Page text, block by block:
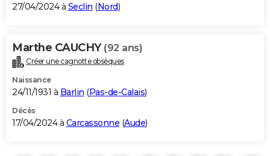
27/04/2024 à Seclin (Nord)
Marthe CAUCHY (92 ans)
Créer une cagnotte obsèques
Naissance
24/11/1931 à Barlin (Pas-de-Calais)
Décès
17/04/2024 à Carcassonne (Aude)